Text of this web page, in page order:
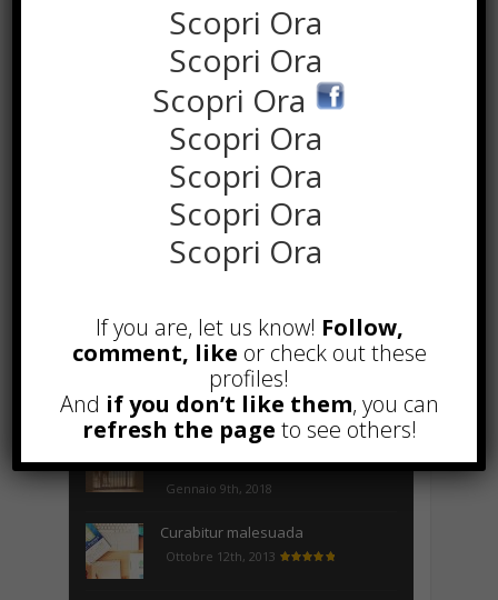
A&R nel Business Music: tutto
Agosto 27th, 2017
Noleggio a breve e lungo termine,
le differenze
Maggio 15th, 2018
Come realizzare un cancelletto per
cani
Gennaio 9th, 2018
Curabitur malesuada
Ottobre 12th, 2013
Scopri Ora
Scopri Ora
Scopri Ora
Scopri Ora
Scopri Ora
Scopri Ora
Scopri Ora
If you are, let us know! Follow,
comment, like or check out these
profiles!
And if you don’t like them, you can
refresh the page to see others!